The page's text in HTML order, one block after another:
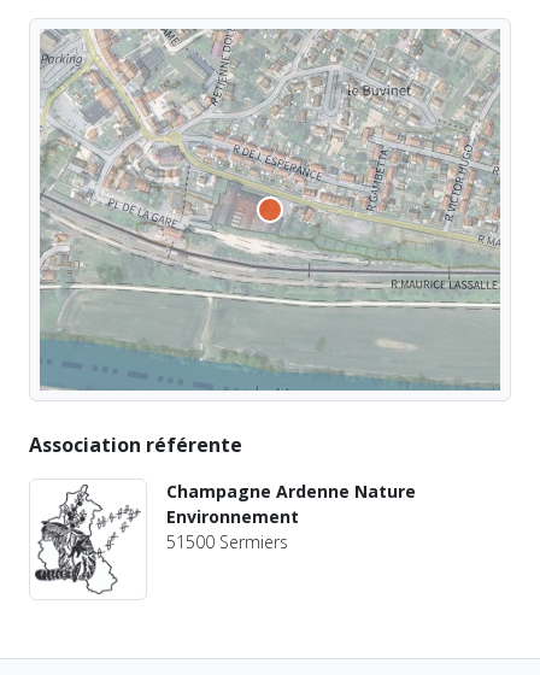
Association référente
Champagne Ardenne Nature
Environnement
51500 Sermiers